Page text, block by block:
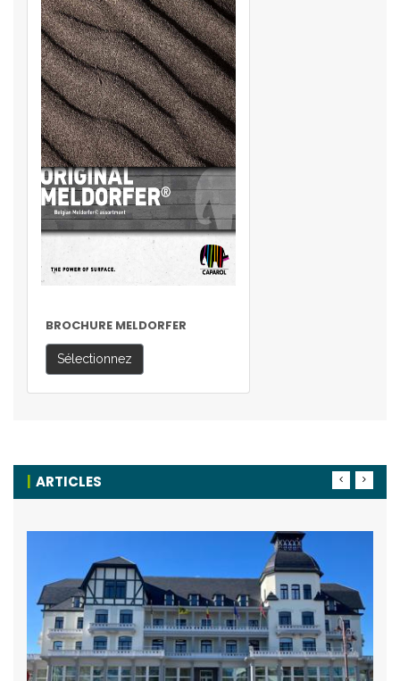
BROCHURE MELDORFER
Sélectionnez
ARTICLES